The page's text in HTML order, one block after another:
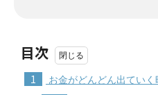
目次
1 お金がどんどん出てい